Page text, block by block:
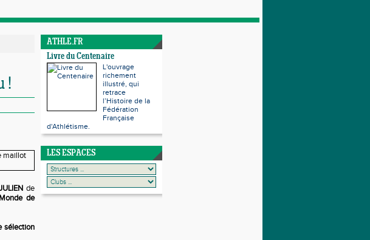
!
de
de
sélection
ATHLE.FR
Livre du Centenaire
L'ouvrage
richement
illustré, qui
retrace
l’Histoire de la
Fédération
Française
d'Athlétisme.
LES ESPACES